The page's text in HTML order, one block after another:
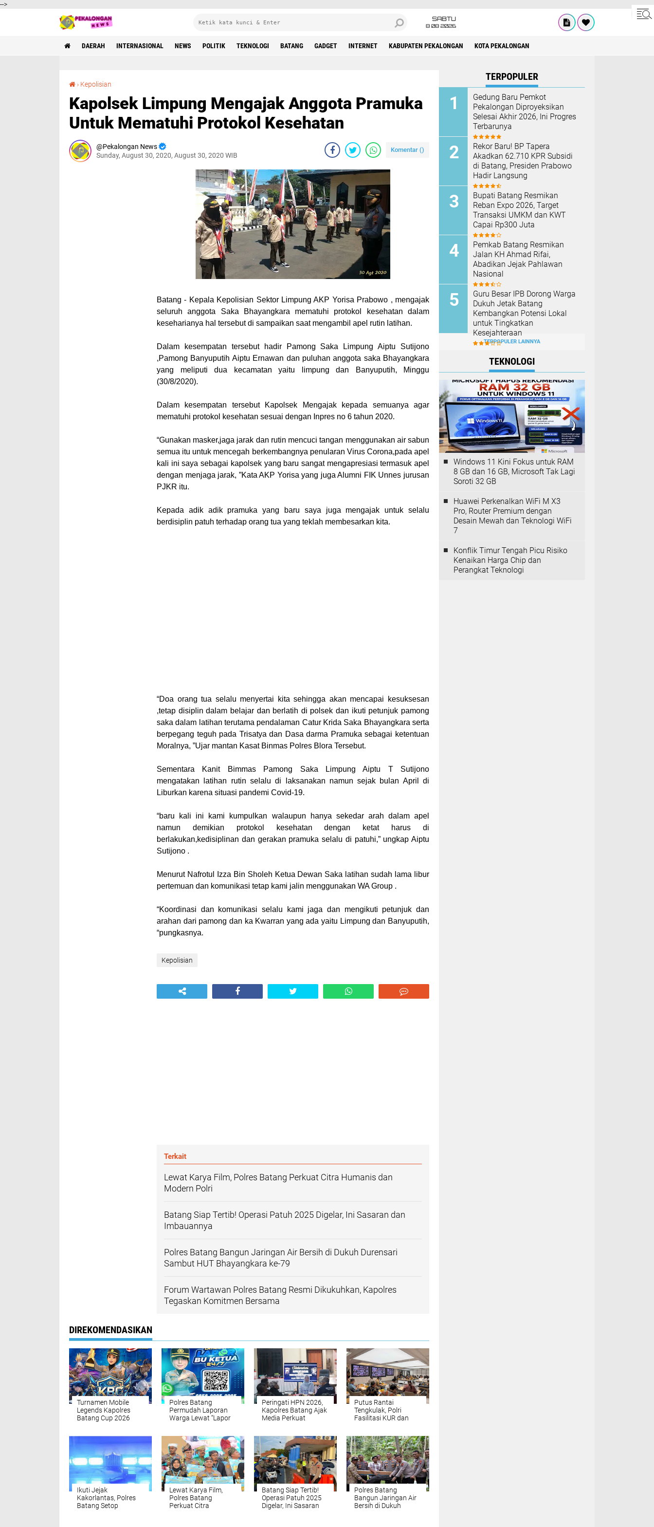
-->
SABTU
8 08 2026
DAERAH INTERNASIONAL NEWS POLITIK TEKNOLOGI BATANG GADGET INTERNET KABUPATEN PEKALONGAN KOTA PEKALONGAN
› Kepolisian
Kapolsek Limpung Mengajak Anggota Pramuka
Untuk Mematuhi Protokol Kesehatan
Pekalongan News
Sunday, August 30, 2020, August 30, 2020 WIB
Komentar ()
Batang - Kepala Kepolisian Sektor Limpung AKP Yorisa Prabowo , mengajak
seluruh anggota Saka Bhayangkara mematuhi protokol kesehatan dalam
keseharianya hal tersebut di sampaikan saat mengambil apel rutin latihan.
Dalam kesempatan tersebut hadir Pamong Saka Limpung Aiptu Sutijono
,Pamong Banyuputih Aiptu Ernawan dan puluhan anggota saka Bhayangkara
yang meliputi dua kecamatan yaitu limpung dan Banyuputih, Minggu
(30/8/2020).
Dalam kesempatan tersebut Kapolsek Mengajak kepada semuanya agar
mematuhi protokol kesehatan sesuai dengan Inpres no 6 tahun 2020.
“Gunakan masker,jaga jarak dan rutin mencuci tangan menggunakan air sabun
semua itu untuk mencegah berkembangnya penularan Virus Corona,pada apel
kali ini saya sebagai kapolsek yang baru sangat mengapresiasi termasuk apel
dengan menjaga jarak, ”Kata AKP Yorisa yang juga Alumni FIK Unnes jurusan
PJKR itu.
Kepada adik adik pramuka yang baru saya juga mengajak untuk selalu
berdisiplin patuh terhadap orang tua yang teklah membesarkan kita.
“Doa orang tua selalu menyertai kita sehingga akan mencapai kesuksesan
,tetap disiplin dalam belajar dan berlatih di polsek dan ikuti petunjuk pamong
saka dalam latihan terutama pendalaman Catur Krida Saka Bhayangkara serta
berpegang teguh pada Trisatya dan Dasa darma Pramuka sebagai ketentuan
Moralnya, ”Ujar mantan Kasat Binmas Polres Blora Tersebut.
Sementara Kanit Bimmas Pamong Saka Limpung Aiptu T Sutijono
mengatakan latihan rutin selalu di laksanakan namun sejak bulan April di
Liburkan karena situasi pandemi Covid-19.
“baru kali ini kami kumpulkan walaupun hanya sekedar arah dalam apel
namun demikian protokol kesehatan dengan ketat harus di
berlakukan,kedisiplinan dan gerakan pramuka selalu di patuhi,” ungkap Aiptu
Sutijono .
Menurut Nafrotul Izza Bin Sholeh Ketua Dewan Saka latihan sudah lama libur
pertemuan dan komunikasi tetap kami jalin menggunakan WA Group .
“Koordinasi dan komunikasi selalu kami jaga dan mengikuti petunjuk dan
arahan dari pamong dan ka Kwarran yang ada yaitu Limpung dan Banyuputih,
“pungkasnya.
Kepolisian
Terkait
Lewat Karya Film, Polres Batang Perkuat Citra Humanis dan
Modern Polri
Batang Siap Tertib! Operasi Patuh 2025 Digelar, Ini Sasaran dan
Imbauannya
Polres Batang Bangun Jaringan Air Bersih di Dukuh Durensari
Sambut HUT Bhayangkara ke-79
Forum Wartawan Polres Batang Resmi Dikukuhkan, Kapolres
Tegaskan Komitmen Bersama
DIREKOMENDASIKAN
Turnamen Mobile
Legends Kapolres
Batang Cup 2026
Polres Batang
Permudah Laporan
Warga Lewat “Lapor
Peringati HPN 2026,
Kapolres Batang Ajak
Media Perkuat
Putus Rantai
Tengkulak, Polri
Fasilitasi KUR dan
Ikuti Jejak
Kakorlantas, Polres
Batang Setop
Lewat Karya Film,
Polres Batang
Perkuat Citra
Batang Siap Tertib!
Operasi Patuh 2025
Digelar, Ini Sasaran
Polres Batang
Bangun Jaringan Air
Bersih di Dukuh
TERPOPULER
Gedung Baru Pemkot
Pekalongan Diproyeksikan
Selesai Akhir 2026, Ini Progres
Terbarunya
Rekor Baru! BP Tapera
Akadkan 62.710 KPR Subsidi
di Batang, Presiden Prabowo
Hadir Langsung
Bupati Batang Resmikan
Reban Expo 2026, Target
Transaksi UMKM dan KWT
Capai Rp300 Juta
Pemkab Batang Resmikan
Jalan KH Ahmad Rifai,
Abadikan Jejak Pahlawan
Nasional
Guru Besar IPB Dorong Warga
Dukuh Jetak Batang
Kembangkan Potensi Lokal
untuk Tingkatkan
Kesejahteraan
TERPOPULER LAINNYA
TEKNOLOGI
Windows 11 Kini Fokus untuk RAM
8 GB dan 16 GB, Microsoft Tak Lagi
Soroti 32 GB
Huawei Perkenalkan WiFi M X3
Pro, Router Premium dengan
Desain Mewah dan Teknologi WiFi
7
Konflik Timur Tengah Picu Risiko
Kenaikan Harga Chip dan
Perangkat Teknologi